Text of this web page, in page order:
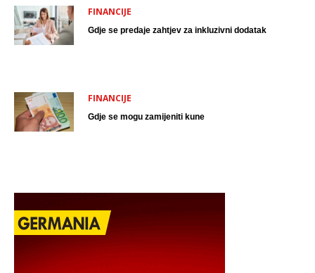
FINANCIJE
Gdje se predaje zahtjev za inkluzivni dodatak
FINANCIJE
Gdje se mogu zamijeniti kune